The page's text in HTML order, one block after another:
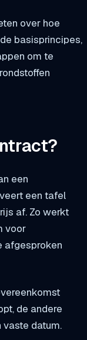
over hoe
basisprincipes,
om te
een
een tafel
af. Zo werkt
voor
afgesproken
de andere
vaste datum.